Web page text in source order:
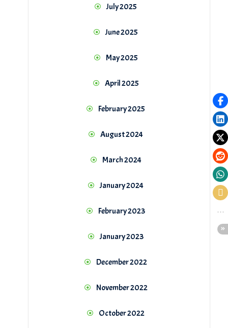
July 2025
June 2025
May 2025
April 2025
February 2025
August 2024
March 2024
January 2024
February 2023
January 2023
December 2022
November 2022
October 2022